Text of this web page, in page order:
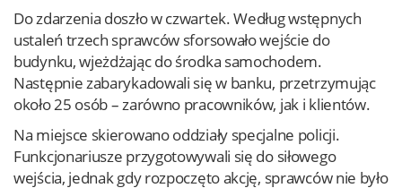
Do zdarzenia doszło w czwartek. Według wstępnych
ustaleń trzech sprawców sforsowało wejście do
budynku, wjeżdżając do środka samochodem.
Następnie zabarykadowali się w banku, przetrzymując
około 25 osób – zarówno pracowników, jak i klientów.
Na miejsce skierowano oddziały specjalne policji.
Funkcjonariusze przygotowywali się do siłowego
wejścia, jednak gdy rozpoczęto akcję, sprawców nie było